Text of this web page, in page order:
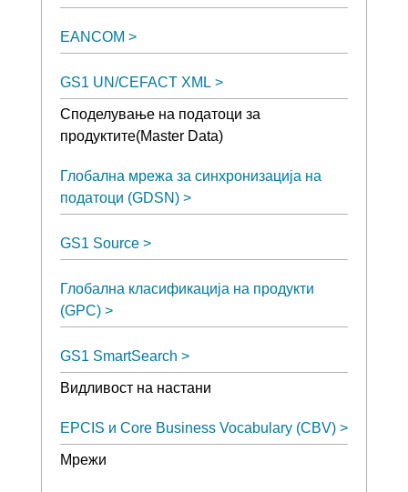
EANCOM
GS1 UN/CEFACT XML
Споделување на податоци за
продуктите(Master Data)
Глобална мрежа за синхронизација на
податоци (GDSN)
GS1 Source
Глобална класификација на продукти
(GPC)
GS1 SmartSearch
Видливост на настани
EPCIS и Core Business Vocabulary (CBV)
Мрежи